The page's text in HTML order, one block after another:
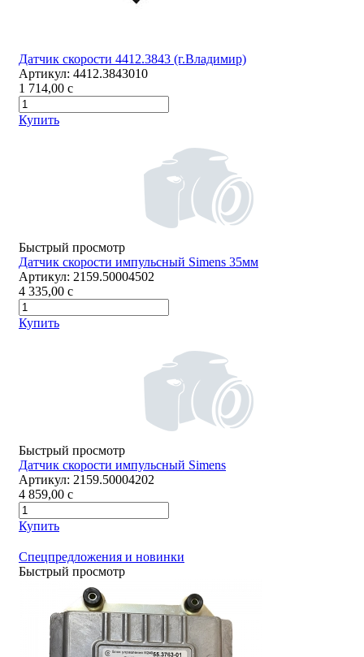
Датчик скорости 4412.3843 (г.Владимир)
Артикул: 4412.3843010
1 714,00 c
Купить
Быстрый просмотр
Датчик скорости импульсный Simens 35мм
Артикул: 2159.50004502
4 335,00 c
Купить
Быстрый просмотр
Датчик скорости импульсный Simens
Артикул: 2159.50004202
4 859,00 c
Купить
Спецпредложения и новинки
Быстрый просмотр